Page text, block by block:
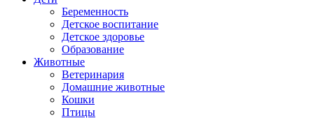
Беременность
Детское воспитание
Детское здоровье
Образование
Животные
Ветеринария
Домашние животные
Кошки
Птицы